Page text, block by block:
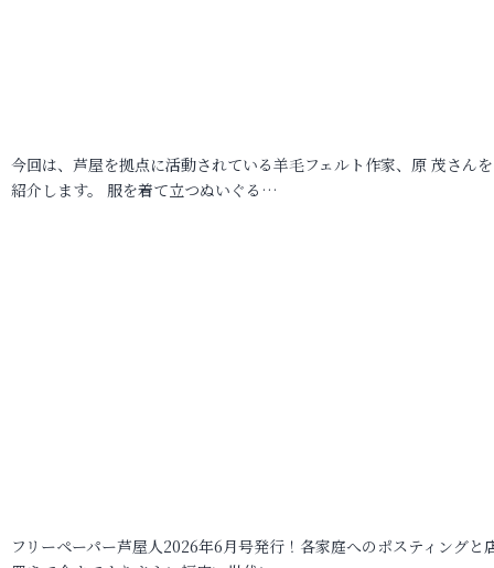
今回は、芦屋を拠点に活動されている羊毛フェルト作家、原 茂さん
紹介します。 服を着て立つぬいぐる…
フリーペーパー芦屋人2026年6月号発行！各家庭へのポスティングと